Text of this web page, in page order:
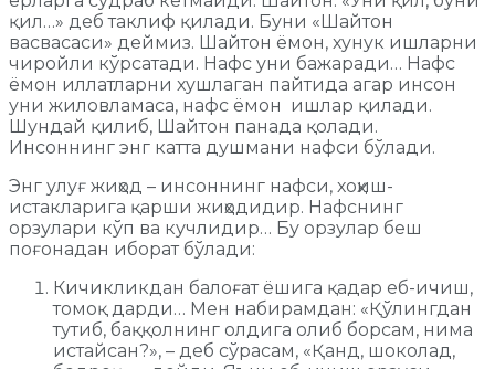
қил…» деб таклиф қилади. Буни «Шайтон
васвасаси» деймиз. Шайтон ёмон, хунук ишларни
чиройли кўрсатади. Нафс уни бажаради… Нафс
ёмон иллатларни хушлаган пайтида агар инсон
уни жиловламаса, нафс ёмон ишлар қилади.
Шундай қилиб, Шайтон панада қолади.
Инсоннинг энг катта душмани нафси бўлади.
Энг улуғ жиҳод – инсоннинг нафси, хоҳиш-
истакларига қарши жиҳодидир. Нафснинг
орзулари кўп ва кучлидир… Бу орзулар беш
поғонадан иборат бўлади:
Кичикликдан балоғат ёшига қадар еб-ичиш,
томоқ дарди… Мен набирамдан: «Қўлингдан
тутиб, баққолнинг олдига олиб борсам, нима
истайсан?», – деб сўрасам, «Қанд, шоколад,